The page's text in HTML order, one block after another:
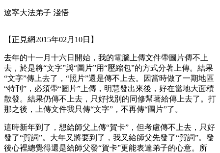
遼寧大法弟子 淺悟
【正見網2015年02月10日】
去年的十一月十六日開始，我的電腦上傳文件帶圖片傳不上
去，於是將“文字”與“圖片”用“壓縮包”的方式分著上傳。結果
“文字”傳上去了，“照片”還是傳不上去。因當時做了一期地區
“特刊”，必須帶“圖片”上傳，明慧發出來後，好在當地大面積
散發。結果仍傳不上去，只好找別的同修幫著給傳上去了。打
那之後，上傳文件我只傳“文字”，不再傳“圖片”了。
這時新年到了，想給師父上傳“賀卡”，但考慮傳不上去，只好
發了“賀詞”。大年又將要到了，我又給師父先發了“賀詞”。發
後心裡總覺得還是給師父發“賀卡”更能表達弟子的心意。所